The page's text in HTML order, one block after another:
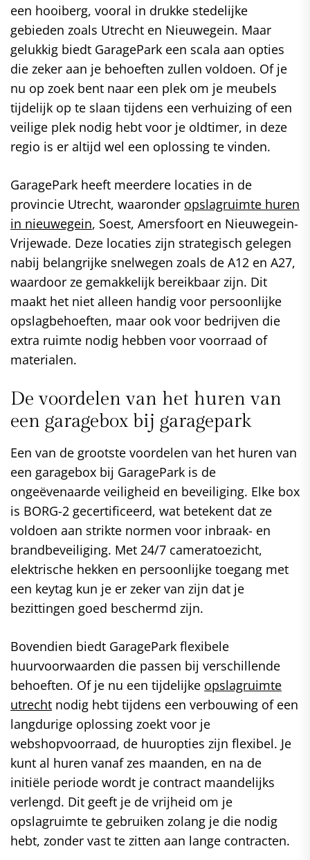
een hooiberg, vooral in drukke stedelijke
gebieden zoals Utrecht en Nieuwegein. Maar
gelukkig biedt GaragePark een scala aan opties
die zeker aan je behoeften zullen voldoen. Of je
nu op zoek bent naar een plek om je meubels
tijdelijk op te slaan tijdens een verhuizing of een
veilige plek nodig hebt voor je oldtimer, in deze
regio is er altijd wel een oplossing te vinden.
GaragePark heeft meerdere locaties in de
provincie Utrecht, waaronder opslagruimte huren
in nieuwegein, Soest, Amersfoort en Nieuwegein-
Vrijewade. Deze locaties zijn strategisch gelegen
nabij belangrijke snelwegen zoals de A12 en A27,
waardoor ze gemakkelijk bereikbaar zijn. Dit
maakt het niet alleen handig voor persoonlijke
opslagbehoeften, maar ook voor bedrijven die
extra ruimte nodig hebben voor voorraad of
materialen.
De voordelen van het huren van
een garagebox bij garagepark
Een van de grootste voordelen van het huren van
een garagebox bij GaragePark is de
ongeëvenaarde veiligheid en beveiliging. Elke box
is BORG-2 gecertificeerd, wat betekent dat ze
voldoen aan strikte normen voor inbraak- en
brandbeveiliging. Met 24/7 cameratoezicht,
elektrische hekken en persoonlijke toegang met
een keytag kun je er zeker van zijn dat je
bezittingen goed beschermd zijn.
Bovendien biedt GaragePark flexibele
huurvoorwaarden die passen bij verschillende
behoeften. Of je nu een tijdelijke opslagruimte
utrecht nodig hebt tijdens een verbouwing of een
langdurige oplossing zoekt voor je
webshopvoorraad, de huuropties zijn flexibel. Je
kunt al huren vanaf zes maanden, en na de
initiële periode wordt je contract maandelijks
verlengd. Dit geeft je de vrijheid om je
opslagruimte te gebruiken zolang je die nodig
hebt, zonder vast te zitten aan lange contracten.